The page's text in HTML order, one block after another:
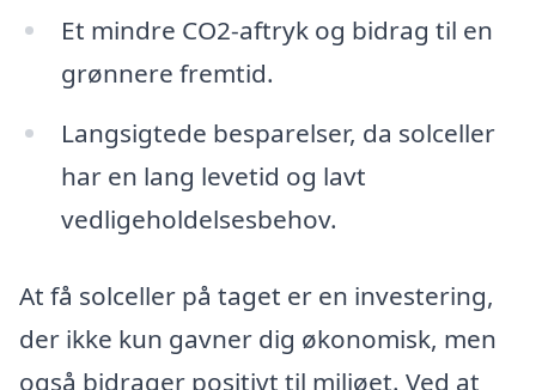
Et mindre CO2-aftryk og bidrag til en
grønnere fremtid.
Langsigtede besparelser, da solceller
har en lang levetid og lavt
vedligeholdelsesbehov.
At få solceller på taget er en investering,
der ikke kun gavner dig økonomisk, men
også bidrager positivt til miljøet. Ved at